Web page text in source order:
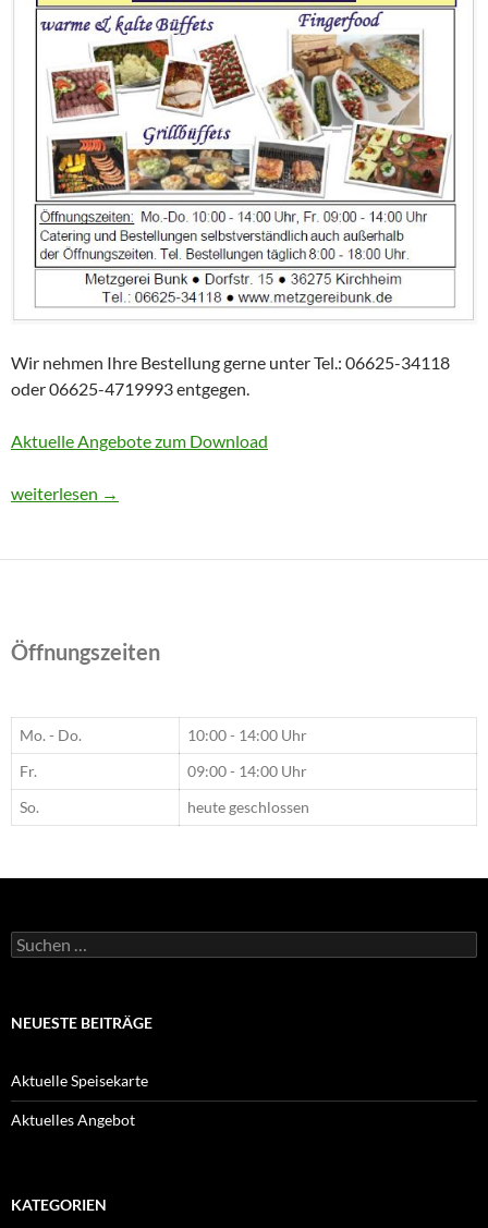
Wir nehmen Ihre Bestellung gerne unter Tel.: 06625-34118
oder 06625-4719993 entgegen.
Aktuelle Angebote zum Download
Aktuelles Angebot
weiterlesen →
Öffnungszeiten
Mo. - Do.
10:00 - 14:00 Uhr
Fr.
09:00 - 14:00 Uhr
So.
heute geschlossen
Suchen
nach:
NEUESTE BEITRÄGE
Aktuelle Speisekarte
Aktuelles Angebot
KATEGORIEN